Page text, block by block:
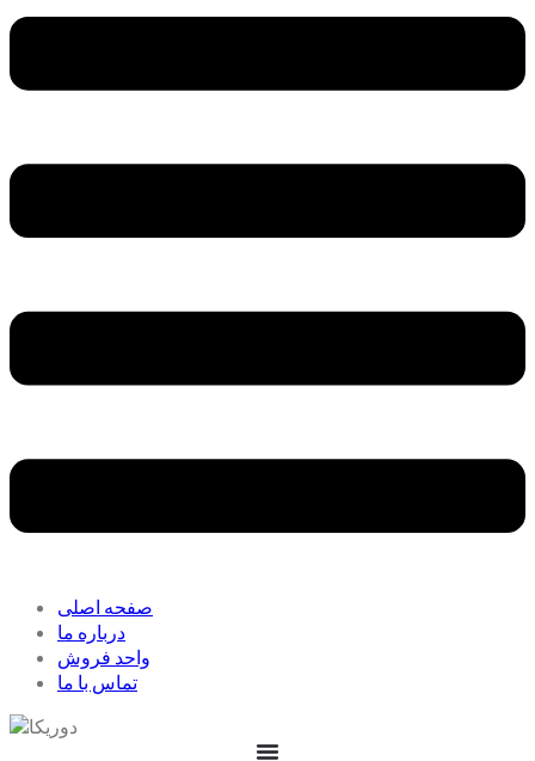
صفحه اصلی
درباره ما
واحد فروش
تماس با ما